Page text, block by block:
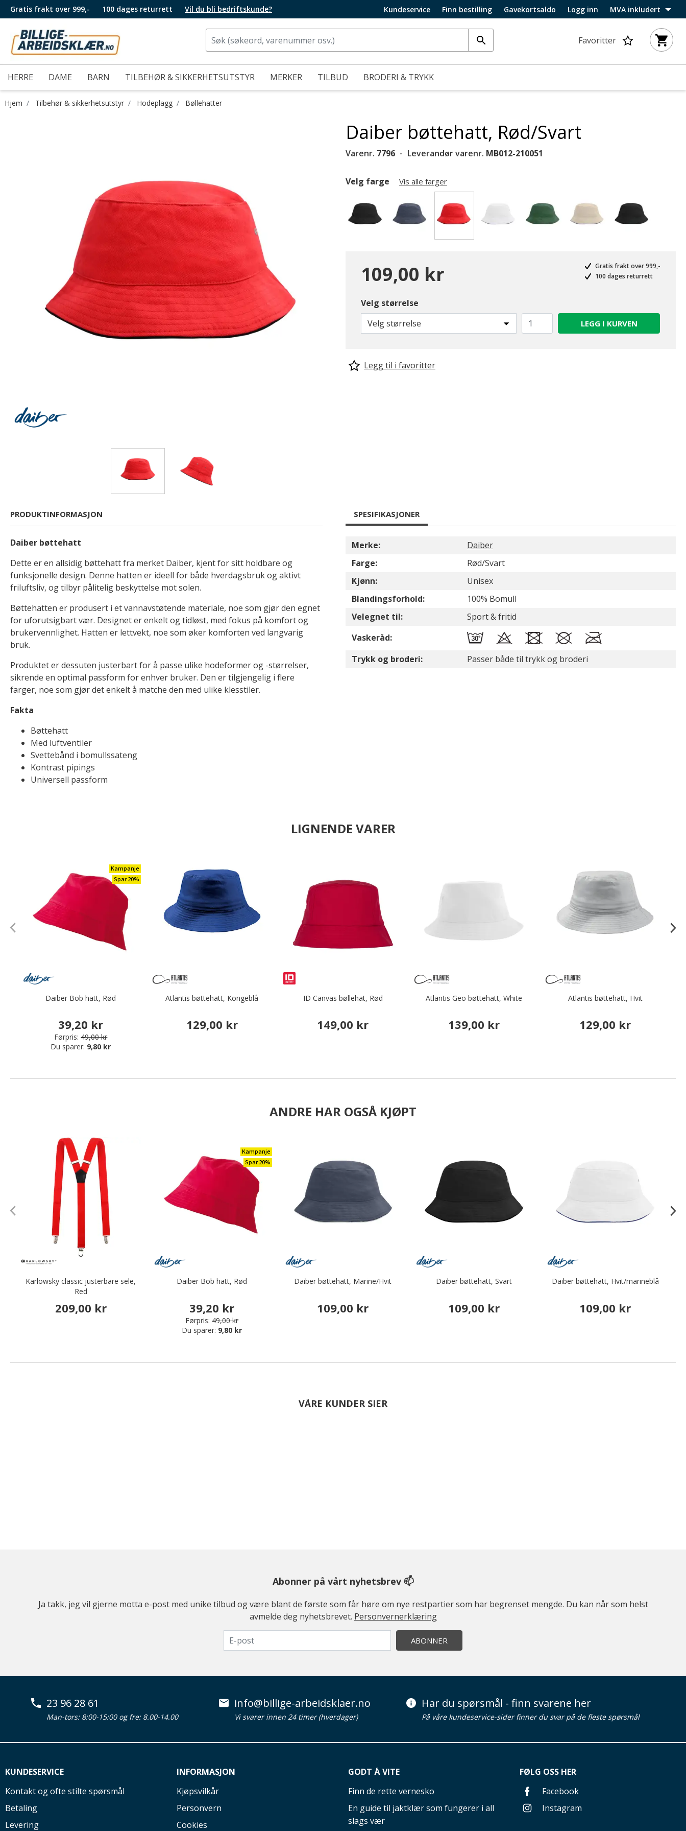
Gratis frakt over 999,- 100 dages returrett Vil du bli bedriftskunde? Kundeservice Finn bestilling Gavekortsaldo Logg inn MVA inkludert
Favoritter
HERRE DAME BARN TILBEHØR & SIKKERHETSUTSTYR MERKER TILBUD BRODERI & TRYKK
Hjem Tilbehør & sikkerhetsutstyr Hodeplagg Bøllehatter
Daiber bøttehatt, Rød/Svart
Varenr. 7796 Leverandør varenr. MB012-210051
Velg farge Vis alle farger
109,00 kr
Gratis frakt over 999,-
100 dages returrett
Velg størrelse
Velg størrelse
LEGG I KURVEN
Legg til i favoritter
PRODUKTINFORMASJON
Daiber bøttehatt
Dette er en allsidig bøttehatt fra merket Daiber, kjent for sitt holdbare og
funksjonelle design. Denne hatten er ideell for både hverdagsbruk og aktivt
friluftsliv, og tilbyr pålitelig beskyttelse mot solen.
Bøttehatten er produsert i et vannavstøtende materiale, noe som gjør den egnet
for uforutsigbart vær. Designet er enkelt og tidløst, med fokus på komfort og
brukervennlighet. Hatten er lettvekt, noe som øker komforten ved langvarig
bruk.
Produktet er dessuten justerbart for å passe ulike hodeformer og -størrelser,
sikrende en optimal passform for enhver bruker. Den er tilgjengelig i flere
farger, noe som gjør det enkelt å matche den med ulike klesstiler.
Fakta
Bøttehatt
Med luftventiler
Svettebånd i bomullssateng
Kontrast pipings
Universell passform
SPESIFIKASJONER
Merke:
Daiber
Farge:
Rød/Svart
Kjønn:
Unisex
Blandingsforhold:
100% Bomull
Velegnet til:
Sport & fritid
Vaskeråd:
Trykk og broderi:
Passer både til trykk og broderi
LIGNENDE VARER
Kampanje
Spar 20%
Daiber Bob hatt, Rød
39,20 kr
Førpris: 49,00 kr
Du sparer: 9,80 kr
Atlantis bøttehatt, Kongeblå
129,00 kr
ID Canvas bøllehat, Rød
149,00 kr
Atlantis Geo bøttehatt, White
139,00 kr
Atlantis bøttehatt, Hvit
129,00 kr
ANDRE HAR OGSÅ KJØPT
Karlowsky classic justerbare sele,
Red
209,00 kr
Kampanje
Spar 20%
Daiber Bob hatt, Rød
39,20 kr
Førpris: 49,00 kr
Du sparer: 9,80 kr
Daiber bøttehatt, Marine/Hvit
109,00 kr
Daiber bøttehatt, Svart
109,00 kr
Daiber bøttehatt, Hvit/marineblå
109,00 kr
VÅRE KUNDER SIER
Abonner på vårt nyhetsbrev 📫
Ja takk, jeg vil gjerne motta e-post med unike tilbud og være blant de første som får høre om nye restpartier som har begrenset mengde. Du kan når som helst
avmelde deg nyhetsbrevet. Personvernerklæring
ABONNER
23 96 28 61
Man-tors: 8:00-15:00 og fre: 8.00-14.00
info@billige-arbeidsklaer.no
Vi svarer innen 24 timer (hverdager)
Har du spørsmål - finn svarene her
På våre kundeservice-sider finner du svar på de fleste spørsmål
KUNDESERVICE
Kontakt og ofte stilte spørsmål
Betaling
Levering
INFORMASJON
Kjøpsvilkår
Personvern
Cookies
GODT Å VITE
Finn de rette vernesko
En guide til jaktklær som fungerer i all
slags vær
FØLG OSS HER
Facebook
Instagram